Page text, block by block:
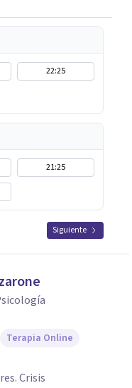
22:25
21:25
Siguiente
Terapia Online
Crisis